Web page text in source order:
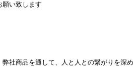
願い致します
社商品を通して、人と人との繋がりを深